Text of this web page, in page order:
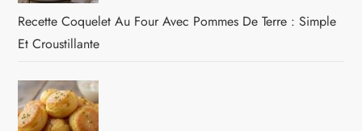
Recette Coquelet Au Four Avec Pommes De Terre : Simple
Et Croustillante